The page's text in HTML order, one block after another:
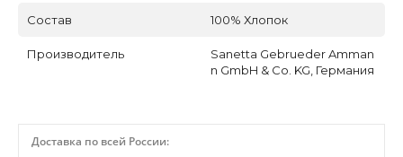
Состав 100% Хлопок
Производитель
Sanetta Gebrueder Amman
n GmbH & Co. KG, Германия
Доставка по всей России: